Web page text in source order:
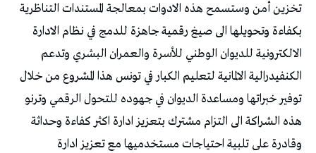
تخزين أمن وستسمح هذه الادوات بمعالجة المستندات التناظرية
بكفاءة وتحويلها الى صيغ رقمية جاهزة للدمج في نظام الادارة
الالكترونية للديوان الوطني للأسرة والعمران البشري وتدعم
الكنفيدرالية الالمانية لتعليم الكبار في تونس هذا المشروع من خلال
توفير خبراتها ومساعدة الديوان في جهوده للتحول الرقمي وترنو
هذه الشراكة الى التزام مشترك بتعزيز ادارة اكثر كفاءة وحداثة
وقادرة على تلبية احتياجات مستخدميها مع تعزيز ادارة